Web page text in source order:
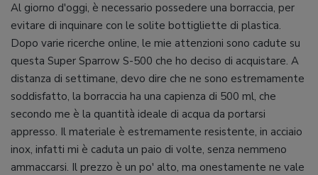
Al giorno d'oggi, è necessario possedere una borraccia, per
evitare di inquinare con le solite bottigliette di plastica.
Dopo varie ricerche online, le mie attenzioni sono cadute su
questa Super Sparrow S-500 che ho deciso di acquistare. A
distanza di settimane, devo dire che ne sono estremamente
soddisfatto, la borraccia ha una capienza di 500 ml, che
secondo me è la quantità ideale di acqua da portarsi
appresso. Il materiale è estremamente resistente, in acciaio
inox, infatti mi è caduta un paio di volte, senza nemmeno
ammaccarsi. Il prezzo è un po' alto, ma onestamente ne vale